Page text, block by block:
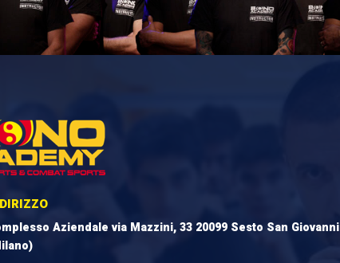
Aziendale via Mazzini, 33 20099 Sesto San Giovanni